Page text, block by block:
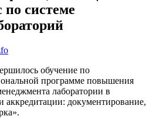
системе
обучение по
программе повышения
лаборатории в
аккредитации: документирование,